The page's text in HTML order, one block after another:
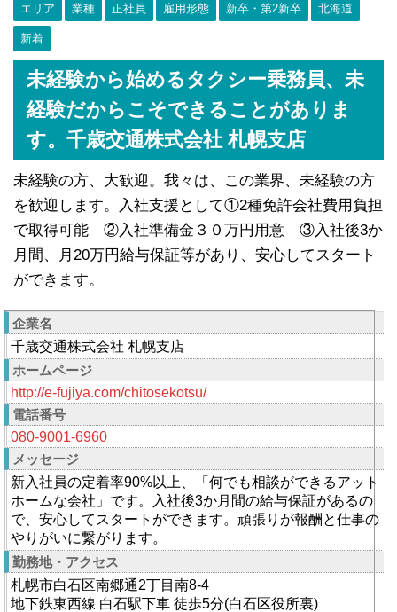
エリア 業種 正社員 雇用形態 新卒・第2新卒 北海道
新着
未経験から始めるタクシー乗務員、未
経験だからこそできることがありま
す。千歳交通株式会社 札幌支店
未経験の方、大歓迎。我々は、この業界、未経験の方
を歓迎します。入社支援として①2種免許会社費用負担
で取得可能 ②入社準備金３０万円用意 ③入社後3か
月間、月20万円給与保証等があり、安心してスタート
ができます。
企業名
千歳交通株式会社 札幌支店
ホームページ
http://e-fujiya.com/chitosekotsu/
電話番号
080-9001-6960
メッセージ
新入社員の定着率90%以上、「何でも相談ができるアット
ホームな会社」です。入社後3か月間の給与保証があるの
で、安心してスタートができます。頑張りが報酬と仕事の
やりがいに繋がります。
勤務地・アクセス
札幌市白石区南郷通2丁目南8-4
地下鉄東西線 白石駅下車 徒歩5分(白石区役所裏)